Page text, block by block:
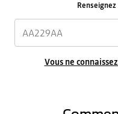
Vous ne